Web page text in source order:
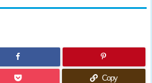
Copy